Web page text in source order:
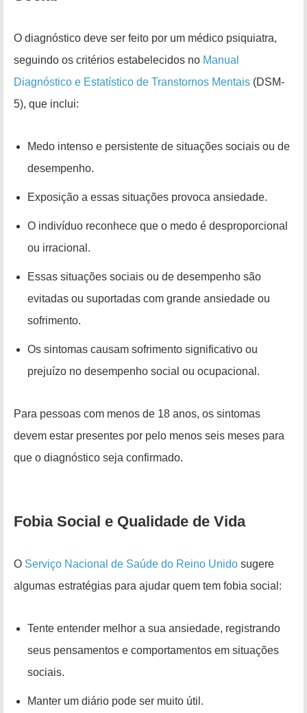
O diagnóstico deve ser feito por um médico psiquiatra,
seguindo os critérios estabelecidos no Manual
Diagnóstico e Estatístico de Transtornos Mentais (DSM-
5), que inclui:
Medo intenso e persistente de situações sociais ou de
desempenho.
Exposição a essas situações provoca ansiedade.
O indivíduo reconhece que o medo é desproporcional
ou irracional.
Essas situações sociais ou de desempenho são
evitadas ou suportadas com grande ansiedade ou
sofrimento.
Os sintomas causam sofrimento significativo ou
prejuízo no desempenho social ou ocupacional.
Para pessoas com menos de 18 anos, os sintomas
devem estar presentes por pelo menos seis meses para
que o diagnóstico seja confirmado.
Fobia Social e Qualidade de Vida
O Serviço Nacional de Saúde do Reino Unido sugere
algumas estratégias para ajudar quem tem fobia social:
Tente entender melhor a sua ansiedade, registrando
seus pensamentos e comportamentos em situações
sociais.
Manter um diário pode ser muito útil.